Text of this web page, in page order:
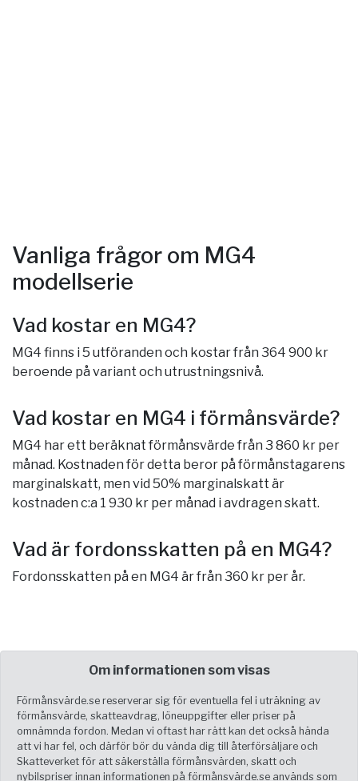
Vanliga frågor om MG4
modellserie
Vad kostar en MG4?
MG4 finns i 5 utföranden och kostar från 364 900 kr
beroende på variant och utrustningsnivå.
Vad kostar en MG4 i förmånsvärde?
MG4 har ett beräknat förmånsvärde från 3 860 kr per
månad. Kostnaden för detta beror på förmånstagarens
marginalskatt, men vid 50% marginalskatt är
kostnaden c:a 1 930 kr per månad i avdragen skatt.
Vad är fordonsskatten på en MG4?
Fordonsskatten på en MG4 är från 360 kr per år.
Om informationen som visas
Förmånsvärde.se reserverar sig för eventuella fel i uträkning av
förmånsvärde, skatteavdrag, löneuppgifter eller priser på
omnämnda fordon. Medan vi oftast har rätt kan det också hända
att vi har fel, och därför bör du vända dig till återförsäljare och
Skatteverket för att säkerställa förmånsvärden, skatt och
nybilspriser innan informationen på förmånsvärde.se används som